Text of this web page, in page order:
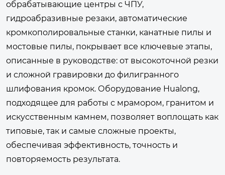
обрабатывающие центры с ЧПУ,
гидроабразивные резаки, автоматические
кромкополировальные станки, канатные пилы и
мостовые пилы, покрывает все ключевые этапы,
описанные в руководстве: от высокоточной резки
и сложной гравировки до филигранного
шлифования кромок. Оборудование Hualong,
подходящее для работы с мрамором, гранитом и
искусственным камнем, позволяет воплощать как
типовые, так и самые сложные проекты,
обеспечивая эффективность, точность и
повторяемость результата.